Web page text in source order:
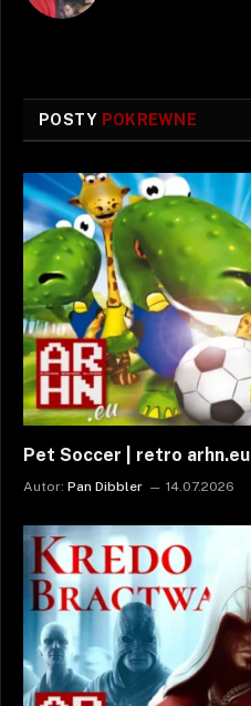
POSTY POKREWNE
Pet Soccer | retro arhn.eu
Autor: Pan Dibbler 14.07.2026